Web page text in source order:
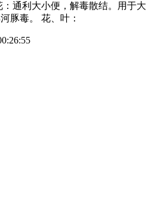
通利大小便，解毒散结。用于大
豚毒。 花、叶：